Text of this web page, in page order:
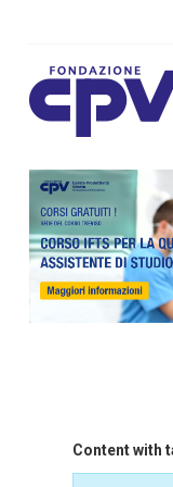
Corsi di
Vicenza,
e per
Content with